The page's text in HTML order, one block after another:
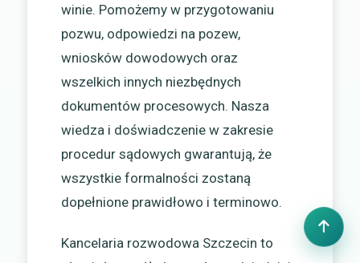
winie. Pomożemy w przygotowaniu
pozwu, odpowiedzi na pozew,
wniosków dowodowych oraz
wszelkich innych niezbędnych
dokumentów procesowych. Nasza
wiedza i doświadczenie w zakresie
procedur sądowych gwarantują, że
wszystkie formalności zostaną
dopełnione prawidłowo i terminowo.
Kancelaria rozwodowa Szczecin to